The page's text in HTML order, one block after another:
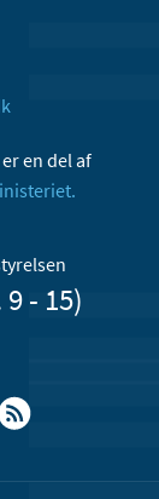
en del af
- 15)